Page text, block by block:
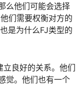
么他们可能会选择
们需要权衡对方的
是为什么FJ类型的
立良好的关系。他们
觉。他们也有一个